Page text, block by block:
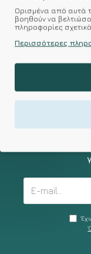
Προϊόντα
Ποιότητας για
Κάνε
Ορισμένα από αυτά
βοηθούν να
πληροφορίες
Περισσότερες